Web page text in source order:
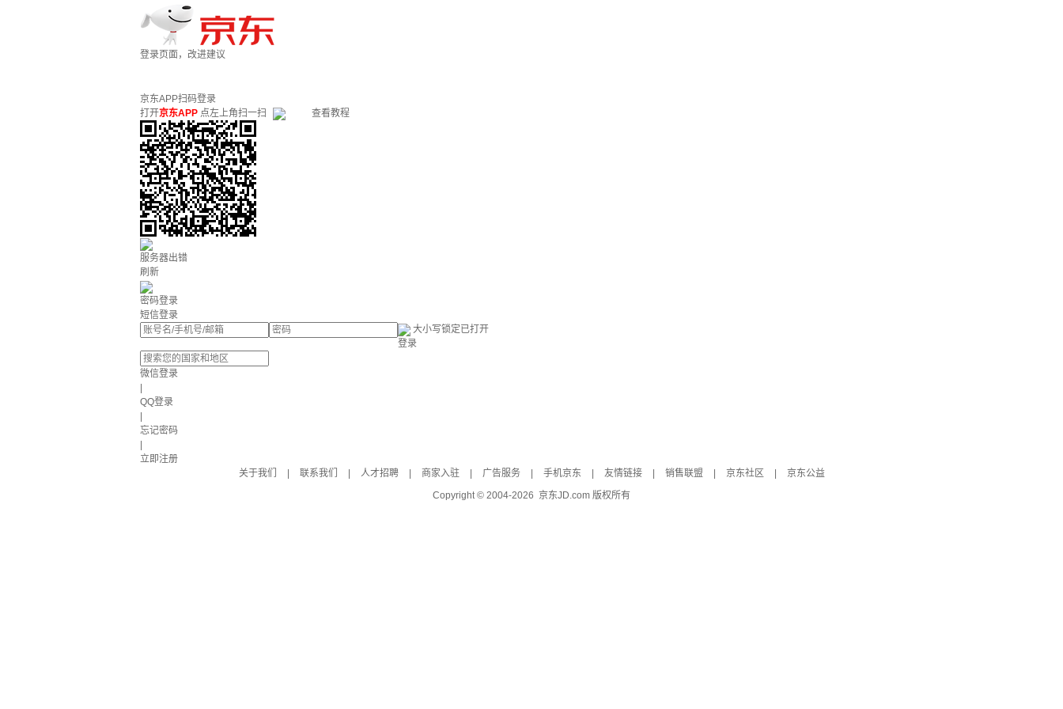
登录页面，改进建议
京东APP扫码登录
打开京东APP 点左上角扫一扫 查看教程
服务器出错
刷新
密码登录
短信登录
大小写锁定已打开
登录
微信登录
QQ登录
忘记密码
立即注册
关于我们
联系我们 人才招聘 商家入驻 广告服务 手机京东 友情链接 销售联盟 京东社区
京东公益
Copyright © 2004-2026 京东JD.com 版权所有